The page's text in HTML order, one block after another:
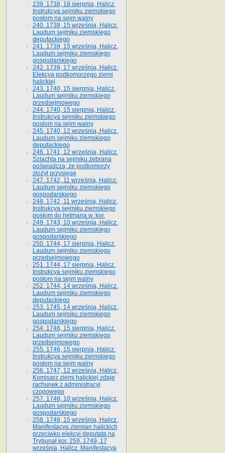
239. 1738, 18 sierpnia, Halicz.
Instrukcya sejmiku ziemskiego
posłom na sejm walny
240. 1738, 15 września, Halicz.
Laudum sejmiku ziemskiego
deputackiego
241. 1739, 15 września, Halicz.
Laudum sejmiku ziemskiego
gospodarskiego
242. 1739, 17 września, Halicz.
Elekcya podkomorzego ziemi
halickiej
243. 1740, 15 sierpnia, Halicz.
Laudum sejmiku ziemskiego
przedsejmowego
244. 1740, 15 sierpnia, Halicz.
Instrukcya sejmiku ziemskiego
posłom na sejm walny
245. 1740, 12 września, Halicz.
Laudum sejmiku ziemskiego
deputackiego
246. 1741, 12 września, Halicz.
Szlachta na sejmiku zebrana
poświadcza, że podkomorzy
złożył przysięgę
247. 1742, 11 września, Halicz.
Laudum sejmiku ziemskiego
gospodarskiego
248. 1742, 11 września, Halicz.
Instrukcya sejmiku ziemskiego
posłom do hetmana w. kor.
249. 1743, 10 września, Halicz.
Laudum sejmiku ziemskiego
gospodarskiego
250. 1744, 17 sierpnia, Halicz.
Laudum sejmiku ziemskiego
przedsejmowego
251. 1744, 17 sierpnia, Halicz.
Instrukcya sejmiku ziemskiego
posłom na sejm walny
252. 1744, 14 września, Halicz.
Laudum sejmiku ziemskiego
deputackiego
253. 1745, 14 września, Halicz.
Laudum sejmiku ziemskiego
gospodarskiego
254. 1746, 15 sierpnia, Halicz.
Laudum sejmiku ziemskiego
przedsejmowego
255. 1746, 15 sierpnia, Halicz.
Instrukcya sejmiku ziemskiego
posłom na sejm walny
256. 1747, 12 września, Halicz.
Komisarz ziemi halickiej zdaje
rachunek z administracyi
czopowego
257. 1748, 10 września, Halicz.
Laudum sejmiku ziemskiego
gospodarskiego
258. 1749, 15 września, Halicz.
Manifestacya ziemian halickich
przeciwko elekcyi deputata na
Trybunał kor. 259. 1749, 17
września, Halicz. Manifestacya